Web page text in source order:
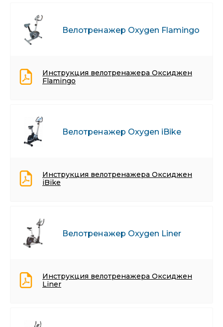
Велотренажер Oxygen Flamingo
Инструкция велотренажера Оксиджен
Flamingo
Велотренажер Oxygen iBike
Инструкция велотренажера Оксиджен
iBike
Велотренажер Oxygen Liner
Инструкция велотренажера Оксиджен
Liner